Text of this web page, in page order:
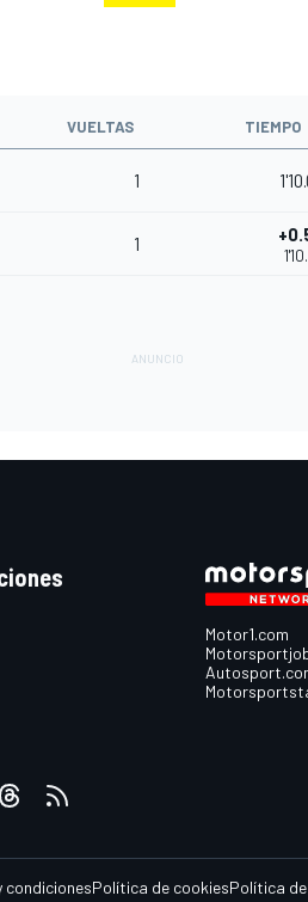
VUELTAS TIEMPO
1
1
Motor1.com
condicionesPolítica de cookiesPolítica